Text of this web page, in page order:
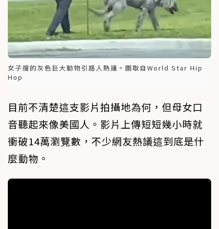
女子遛的灰色巨大動物引路人熱議。圖取自World Star Hip
Hop
目前不清楚這支影片拍攝地為何，但母女口
音聽起來像美國人。影片上傳短短幾小時就
衝破14萬瀏覽數，不少網友熱議這到底是什
麼動物。